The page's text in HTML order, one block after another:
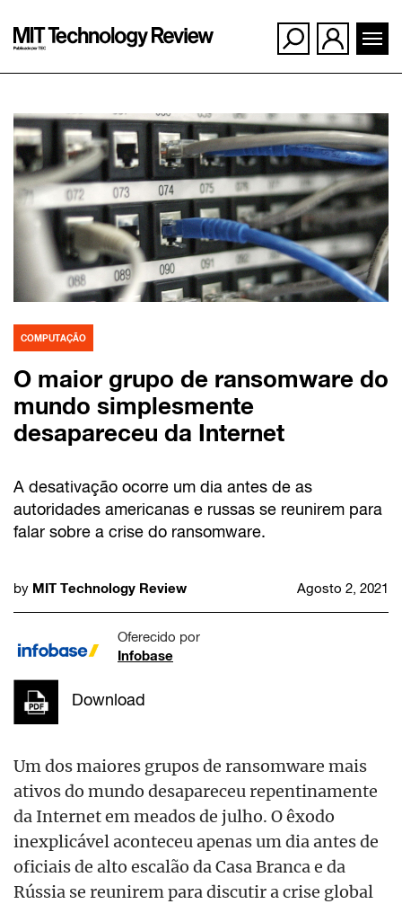
para
conteúdo
COMPUTAÇÃO
O maior grupo de ransomware do
mundo simplesmente
desapareceu da Internet
A desativação ocorre um dia antes de as
autoridades americanas e russas se reunirem para
falar sobre a crise do ransomware.
by MIT Technology Review Agosto 2, 2021
Oferecido por
Infobase
Download
Um dos maiores grupos de ransomware mais
ativos do mundo desapareceu repentinamente
da Internet em meados de julho. O êxodo
inexplicável aconteceu apenas um dia antes de
oficiais de alto escalão da Casa Branca e da
Rússia se reunirem para discutir a crise global